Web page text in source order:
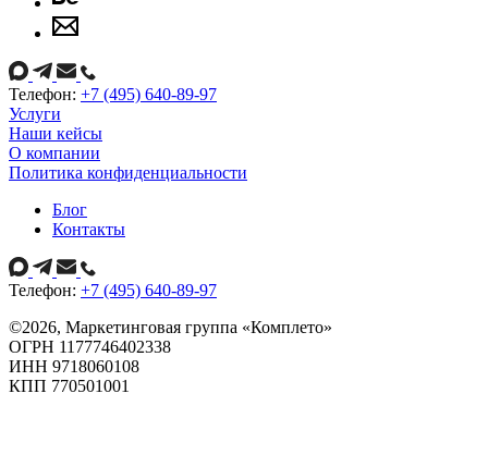
Телефон: +7 (495) 640-89-97
Услуги
Наши кейсы
О компании
Политика конфиденциальности
Блог
Контакты
Телефон: +7 (495) 640-89-97
©2026, Маркетинговая группа «Комплето»
ОГРН 1177746402338
ИНН 9718060108
КПП 770501001